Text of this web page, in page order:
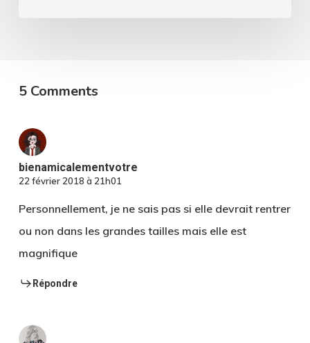
5 Comments
bienamicalementvotre
22 février 2018 à 21h01
Personnellement, je ne sais pas si elle devrait rentrer
ou non dans les grandes tailles mais elle est
magnifique
Répondre